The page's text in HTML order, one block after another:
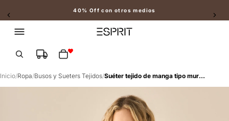
40% Off con otros medios
Slide 2 of 2
Inicio/Ropa/Busos y Sueters Tejidos/ Suéter tejido de manga tipo murciélago para mujer - Crudo